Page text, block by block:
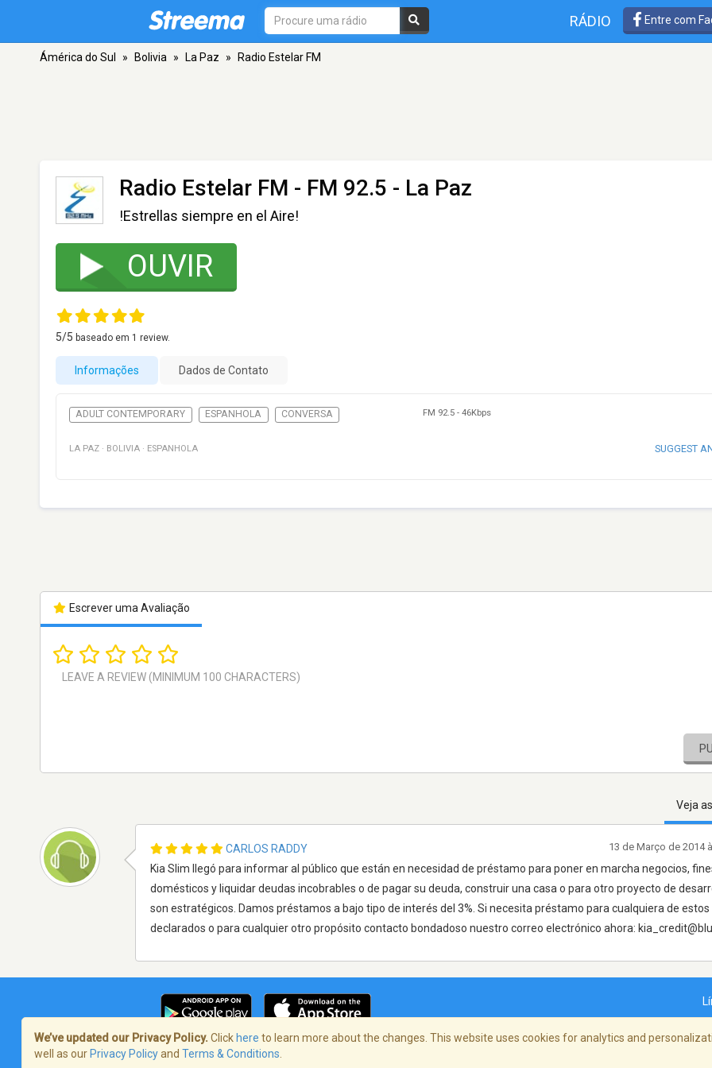
RÁDIO Entre com
Ámérica do Sul » Bolivia » La Paz » Radio Estelar FM
Radio Estelar FM - FM 92.5 - La Paz
!Estrellas siempre en el Aire!
OUVIR
5/5 baseado em 1 review.
Informações Dados de Contato
ADULT CONTEMPORARY ESPANHOLA CONVERSA FM 92.5 - 46Kbps
LA PAZ · BOLIVIA · ESPANHOLA SUGGEST
Escrever uma Avaliação
Veja
CARLOS RADDY
Kia Slim llegó para informar al público que están en necesidad de préstamo para poner en marcha negocios,
domésticos y liquidar deudas incobrables o de pagar su deuda, construir una casa o para otro proyecto de
son estratégicos. Damos préstamos a bajo tipo de interés del 3%. Si necesita préstamo para cualquiera de estos
declarados o para cualquier otro propósito contacto bondadoso nuestro correo electrónico ahora:
13 de Março de 2014
Termos de Serviço/Política de privacidade
We’ve updated our Privacy Policy. Click here to learn more about the changes. This website uses cookies for analytics and
well as our Privacy Policyand Terms & Conditions